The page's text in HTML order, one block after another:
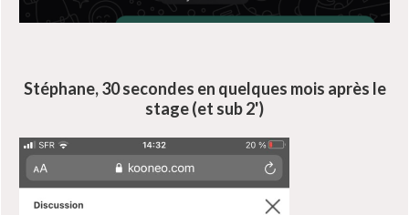
Stéphane, 30 secondes en quelques mois après le
stage (et sub 2')